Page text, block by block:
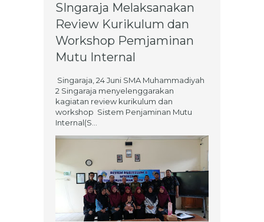
SIngaraja Melaksanakan
Review Kurikulum dan
Workshop Pemjaminan
Mutu Internal
Singaraja, 24 Juni SMA Muhammadiyah
2 Singaraja menyelenggarakan
kagiatan review kurikulum dan
workshop Sistem Penjaminan Mutu
Internal(S...